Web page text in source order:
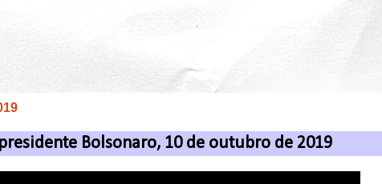
Bolsonaro, 10 de outubro de 2019